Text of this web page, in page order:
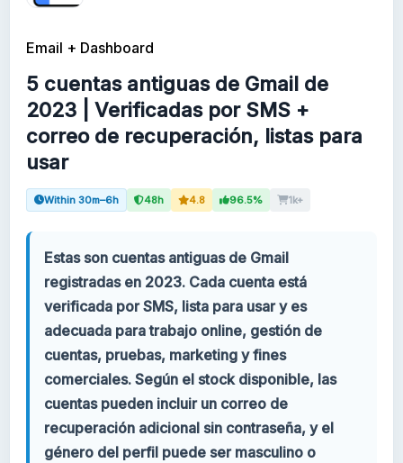
About
2FA
FAQ
Tu cuenta
CATEGORÍAS
Cuentas de Gmail 2024
Cuentas de Gmail 2023
Cuentas Gmail 2FA
Email + Dashboard
5 cuentas antiguas de Gmail de
2023 | Verificadas por SMS +
correo de recuperación, listas para
usar
Within 30m–6h 48h 4.8 96.5% 1k+
Estas son cuentas antiguas de Gmail
registradas en 2023. Cada cuenta está
verificada por SMS, lista para usar y es
adecuada para trabajo online, gestión de
cuentas, pruebas, marketing y fines
comerciales. Según el stock disponible, las
cuentas pueden incluir un correo de
recuperación adicional sin contraseña, y el
género del perfil puede ser masculino o